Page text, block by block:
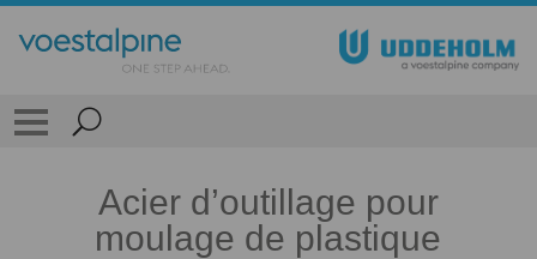
Acier d’outillage pour
moulage de plastique